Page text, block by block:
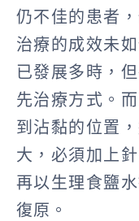
仍不佳的患者
治療的成效未
已發展多時，
先治療方式。
到沾黏的位置
大，必須加上
再以生理食鹽
復原。